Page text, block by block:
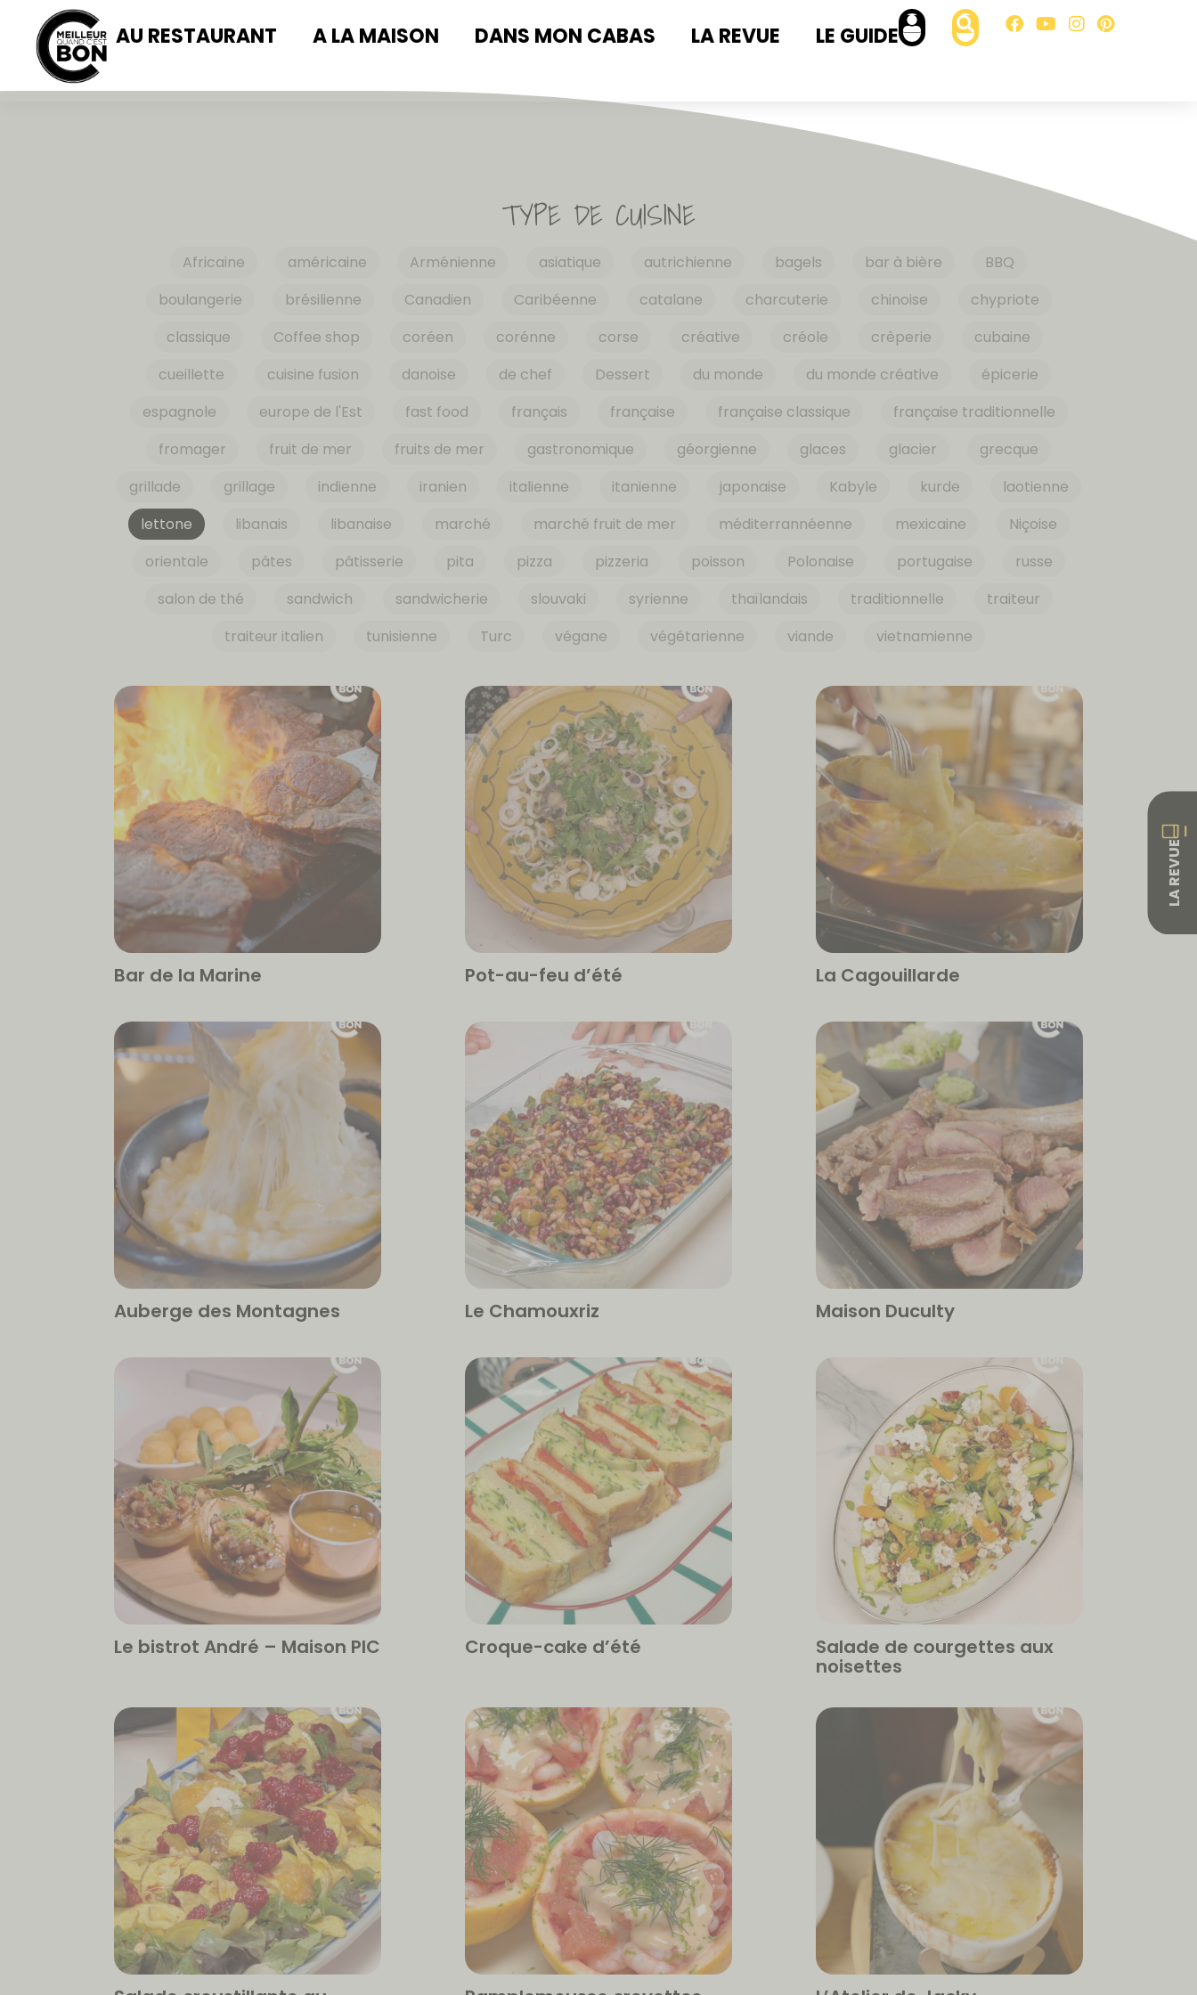
AU RESTAURANT A LA MAISON DANS MON CABAS LA REVUE LE GUIDE
TYPE DE CUISINE
Africaine américaine Arménienne asiatique autrichienne bagels bar à bière
BBQ
boulangerie
brésilienne Canadien Caribéenne catalane charcuterie chinoise
chypriote
classique
Coffee shop coréen corénne corse créative créole crêperie
cubaine
cueillette
cuisine fusion danoise de chef Dessert du monde du monde créative
épicerie
espagnole
europe de l'Est fast food français française française classique
française traditionnelle
fromager
fruit de mer fruits de mer gastronomique géorgienne glaces glacier
grecque
grillade
grillage indienne iranien italienne itanienne japonaise Kabyle kurde
laotienne
lettone
libanais libanaise marché marché fruit de mer méditerrannéenne mexicaine
Niçoise
orientale
pâtes pâtisserie pita pizza pizzeria poisson Polonaise portugaise
russe
salon de thé
sandwich sandwicherie slouvaki syrienne thaïlandais traditionnelle
traiteur
traiteur italien
tunisienne Turc végane végétarienne viande vietnamienne
Bar de la Marine Pot-au-feu d’été La Cagouillarde
Auberge des Montagnes Le Chamouxriz Maison Duculty
Le bistrot André – Maison PIC Croque-cake d’été Salade de courgettes aux
noisettes
LA REVUE